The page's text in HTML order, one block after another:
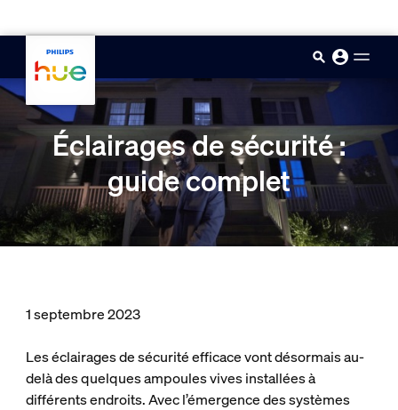
Éclairages de sécurité :
guide complet
1 septembre 2023
Les éclairages de sécurité efficace vont désormais au-
delà des quelques ampoules vives installées à
différents endroits. Avec l’émergence des systèmes